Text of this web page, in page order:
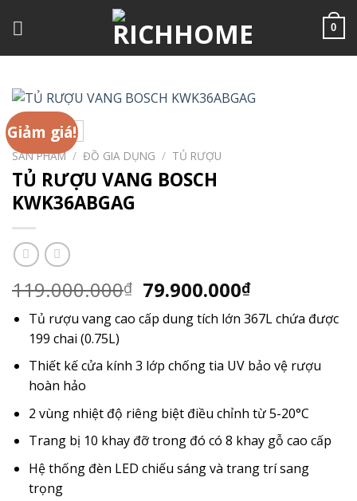
đến
0
Giảm giá!
SẢN PHẨM / ĐỒ GIA DỤNG / TỦ RƯỢU
TỦ RƯỢU VANG BOSCH
KWK36ABGAG
119.000.000₫ Giá
gốc
là:
79.900.000₫Giá
hiện
tại
Tủ rượu vang cao cấp dung tích lớn 367L chứa được
199 chai (0.75L)
Thiết kế cửa kính 3 lớp chống tia UV bảo vệ rượu
hoàn hảo
2 vùng nhiệt độ riêng biệt điều chỉnh từ 5-20°C
Trang bị 10 khay đỡ trong đó có 8 khay gỗ cao cấp
Hệ thống đèn LED chiếu sáng và trang trí sang
trọng